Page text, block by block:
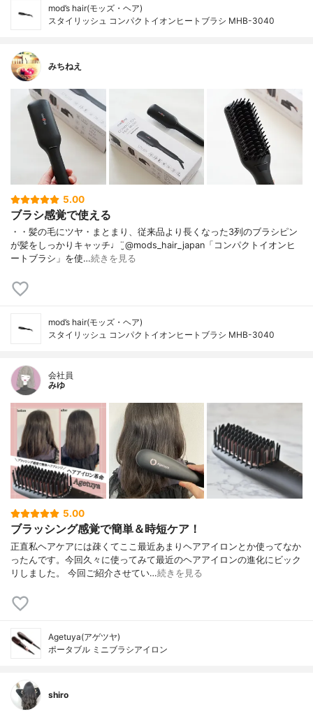
mod’s hair(モッズ・ヘア)
スタイリッシュ コンパクトイオンヒートブラシ MHB-3040
みちねえ
5.00
ブラシ感覚で使える
・・髪の毛にツヤ・まとまり、従来品より長くなった3列のブラシピン
が髪をしっかりキャッチ♩¨̮@mods_hair_japan「コンパクトイオンヒ
ートブラシ」を使…続きを見る
mod’s hair(モッズ・ヘア)
スタイリッシュ コンパクトイオンヒートブラシ MHB-3040
会社員
みゆ
5.00
ブラッシング感覚で簡単＆時短ケア！
正直私ヘアケアには疎くてここ最近あまりヘアアイロンとか使ってなか
ったんです。今回久々に使ってみて最近のヘアアイロンの進化にビック
リしました。 今回ご紹介させてい…続きを見る
Agetuya(アゲツヤ)
ポータブル ミニブラシアイロン
shiro